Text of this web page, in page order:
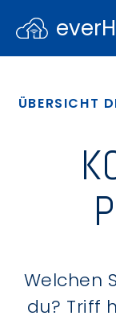
ÜBERSICHT
Welchen
du? Triff